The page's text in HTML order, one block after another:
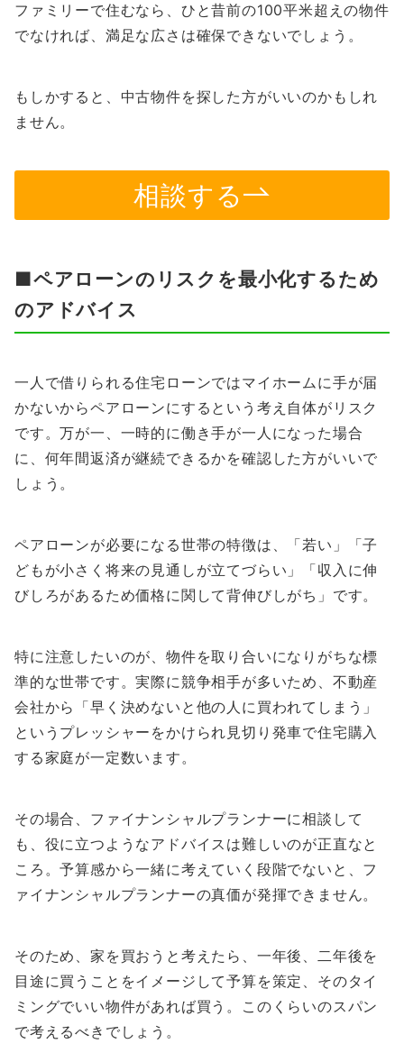
ファミリーで住むなら、ひと昔前の100平米超えの物件
でなければ、満足な広さは確保できないでしょう。
もしかすると、中古物件を探した方がいいのかもしれ
ません。
相談する
■ペアローンのリスクを最小化するため
のアドバイス
一人で借りられる住宅ローンではマイホームに手が届
かないからペアローンにするという考え自体がリスク
です。万が一、一時的に働き手が一人になった場合
に、何年間返済が継続できるかを確認した方がいいで
しょう。
ペアローンが必要になる世帯の特徴は、「若い」「子
どもが小さく将来の見通しが立てづらい」「収入に伸
びしろがあるため価格に関して背伸びしがち」です。
特に注意したいのが、物件を取り合いになりがちな標
準的な世帯です。実際に競争相手が多いため、不動産
会社から「早く決めないと他の人に買われてしまう」
というプレッシャーをかけられ見切り発車で住宅購入
する家庭が一定数います。
その場合、ファイナンシャルプランナーに相談して
も、役に立つようなアドバイスは難しいのが正直なと
ころ。予算感から一緒に考えていく段階でないと、フ
ァイナンシャルプランナーの真価が発揮できません。
そのため、家を買おうと考えたら、一年後、二年後を
目途に買うことをイメージして予算を策定、そのタイ
ミングでいい物件があれば買う。このくらいのスパン
で考えるべきでしょう。